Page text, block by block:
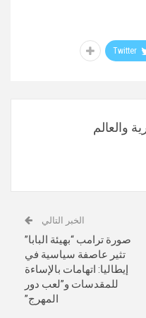
Twitter
والعالم
الخبر التالي
صورة ترامب “بهيئة البابا”
تثير عاصفة سياسية في
إيطاليا: اتهامات بالإساءة
للمقدسات و”لعب دور
المهرج”